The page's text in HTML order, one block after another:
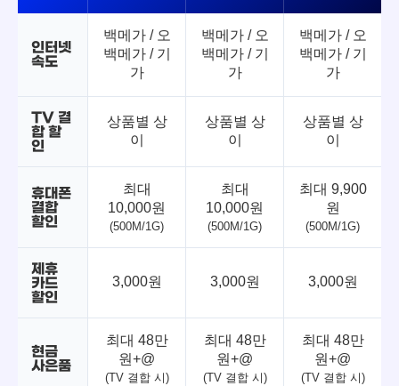
인터넷
속도
백메가 / 오
백메가 / 기
가
백메가 / 오
백메가 / 기
가
백메가 / 오
백메가 / 기
가
TV 결
합 할
인
상품별 상
이
상품별 상
이
상품별 상
이
휴대폰
결합
할인
최대
10,000원
(500M/1G)
최대
10,000원
(500M/1G)
최대 9,900
원
(500M/1G)
제휴
카드
할인
3,000원 3,000원 3,000원
현금
사은품
최대 48만
원+@
(TV 결합 시)
최대 48만
원+@
(TV 결합 시)
최대 48만
원+@
(TV 결합 시)